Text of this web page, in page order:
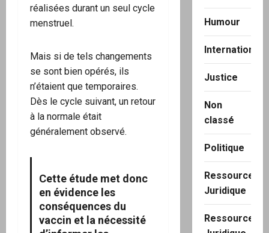
réalisées durant un seul cycle
menstruel.
Mais si de tels changements
se sont bien opérés, ils
n’étaient que temporaires.
Dès le cycle suivant, un retour
à la normale était
généralement observé.
Cette étude met donc
en évidence les
conséquences du
vaccin et la nécessité
Humour
International
Justice
Non
classé
Politique
Ressource
Juridique
Ressource